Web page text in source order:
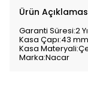
Ürün
Garanti Süresi:2
Kasa Çapı:43 mm
Kasa
Marka:Nacar